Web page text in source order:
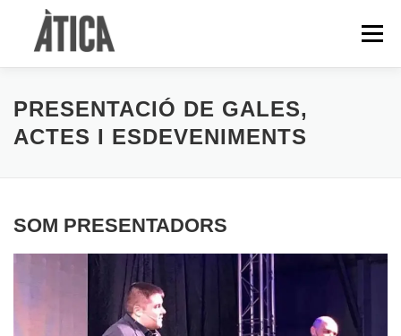
contingut
Menú
BLOG FESTIVALS SERVEIS
PRESENTACIÓ DE GALES,
ACTES I ESDEVENIMENTS
SOM PRESENTADORS